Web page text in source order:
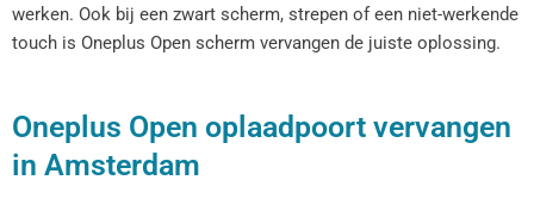
werken. Ook bij een zwart scherm, strepen of een niet-werkende
touch is Oneplus Open scherm vervangen de juiste oplossing.
Oneplus Open oplaadpoort vervangen
in Amsterdam